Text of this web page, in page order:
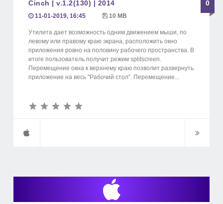
Cinch | v.1.2(130) | 2014 0
11-01-2019, 16:45 10 MB
Утилита дает возможность одним движением мыши, по
левому или правому краю экрана, расположить окно
приложения ровно на половину рабочего пространства. В
итоге пользователь получит режим splitscreen.
Перемещение окна к верхнему краю позволит развернуть
приложение на весь "Рабочий стол”. Перемещение...